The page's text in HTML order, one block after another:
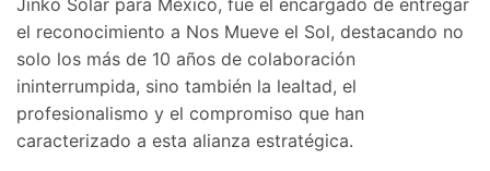
Jinko Solar para México, fue el encargado de entregar
el reconocimiento a Nos Mueve el Sol, destacando no
solo los más de 10 años de colaboración
ininterrumpida, sino también la lealtad, el
profesionalismo y el compromiso que han
caracterizado a esta alianza estratégica.